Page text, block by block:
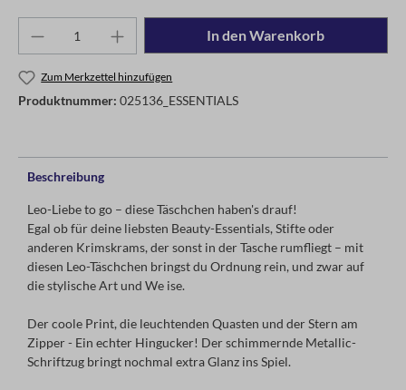
In den Warenkorb
Zum Merkzettel hinzufügen
Produktnummer: 025136_ESSENTIALS
Beschreibung
Leo-Liebe to go – diese Täschchen haben's drauf!
Egal ob für deine liebsten Beauty-Essentials, Stifte oder
anderen Krimskrams, der sonst in der Tasche rumfliegt – mit
diesen Leo-Täschchen bringst du Ordnung rein, und zwar auf
die stylische Art und We ise.
Der coole Print, die leuchtenden Quasten und der Stern am
Zipper - Ein echter Hingucker! Der schimmernde Metallic-
Schriftzug bringt nochmal extra Glanz ins Spiel.